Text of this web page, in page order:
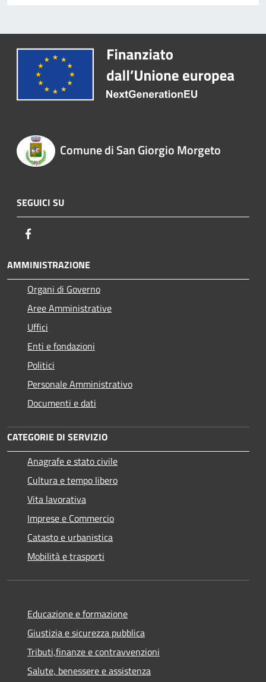
Comune di San Giorgio Morgeto
SEGUICI SU
AMMINISTRAZIONE
Organi di Governo
Aree Amministrative
Uffici
Enti e fondazioni
Politici
Personale Amministrativo
Documenti e dati
CATEGORIE DI SERVIZIO
Anagrafe e stato civile
Cultura e tempo libero
Vita lavorativa
Imprese e Commercio
Catasto e urbanistica
Mobilità e trasporti
Educazione e formazione
Giustizia e sicurezza pubblica
Tributi,finanze e contravvenzioni
Salute, benessere e assistenza